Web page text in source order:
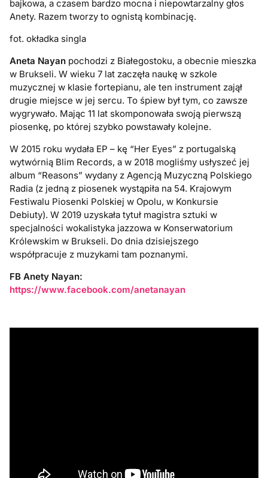
bajkowa, a czasem bardzo mocna i niepowtarzalny głos
Anety. Razem tworzy to ognistą kombinację.
fot. okładka singla
Aneta Nayan pochodzi z Białegostoku, a obecnie mieszka
w Brukseli. W wieku 7 lat zaczęła naukę w szkole
muzycznej w klasie fortepianu, ale ten instrument zajął
drugie miejsce w jej sercu. To śpiew był tym, co zawsze
wygrywało. Mając 11 lat skomponowała swoją pierwszą
piosenkę, po której szybko powstawały kolejne.
W 2015 roku wydała EP – kę “Her Eyes” z portugalską
wytwórnią Blim Records, a w 2018 mogliśmy usłyszeć jej
album “Reasons” wydany z Agencją Muzyczną Polskiego
Radia (z jedną z piosenek wystąpiła na 54. Krajowym
Festiwalu Piosenki Polskiej w Opolu, w Konkursie
Debiuty). W 2019 uzyskała tytuł magistra sztuki w
specjalności wokalistyka jazzowa w Konserwatorium
Królewskim w Brukseli. Do dnia dzisiejszego
współpracuje z muzykami tam poznanymi.
FB Anety Nayan:
https://www.facebook.com/anetanayan